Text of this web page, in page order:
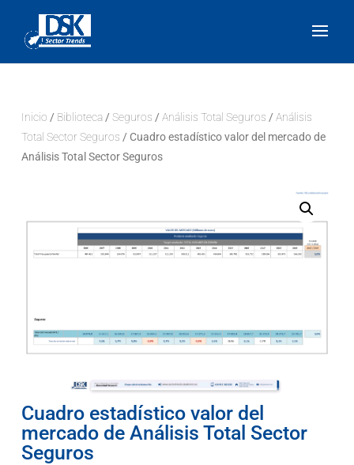
Inicio / Biblioteca/ Seguros / Análisis Total Seguros / Análisis
Total Sector Seguros / Cuadro estadístico valor del mercado de
Análisis Total Sector Seguros
Cuadro estadístico valor del
mercado de Análisis Total Sector
Seguros